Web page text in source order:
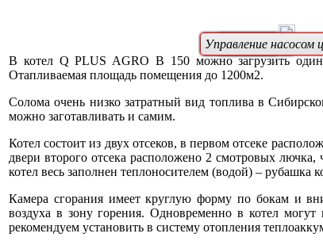
Вентилятор
Вентилятор
Управление насосом
В котел Q PLUS AGRO В 150 можно загрузить
Отапливаемая площадь помещения до 1200м2.
Солома очень низко затратный вид топлива в
можно заготавливать и самим.
Котел состоит из двух отсеков, в первом отсеке
двери второго отсека расположено 2 смотровых
котел весь заполнен теплоносителем (водой) – рубашка
Камера сгорания имеет круглую форму по бокам и
воздуха в зону горения. Одновременно в котел
рекомендуем установить в систему отопления